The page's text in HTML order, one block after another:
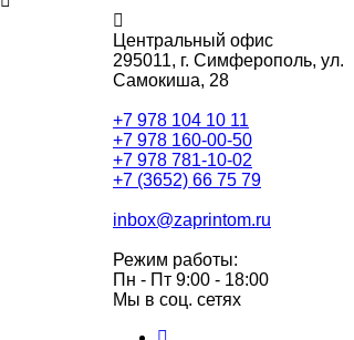
Центральный офис
295011, г. Симферополь, ул.
Самокиша, 28
+7 978 104 10 11
+7 978 160-00-50
+7 978 781-10-02
+7 (3652) 66 75 79
inbox@zaprintom.ru
Режим работы:
Пн - Пт 9:00 - 18:00
Мы в соц. сетях